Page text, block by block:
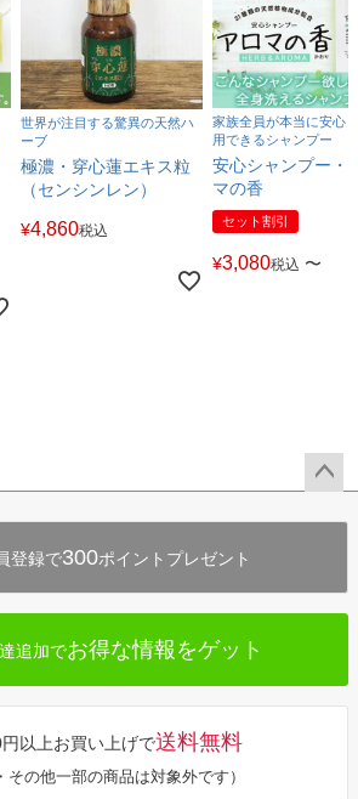
世界が注目する驚異の天然ハ
ーブ
極濃・穿心蓮エキス粒
（センシンレン）
¥4,860税込
家族全員が本当に安心
用できるシャンプー
安心シャンプー・
マの香
セット割引
¥3,080税込 〜
登録で300ポイントプレゼント
追加でお得な情報をゲット
以上お買い上げで送料無料
その他一部の商品は対象外です）